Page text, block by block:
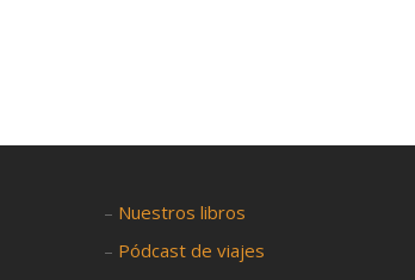
– Nuestros libros
– Pódcast de viajes